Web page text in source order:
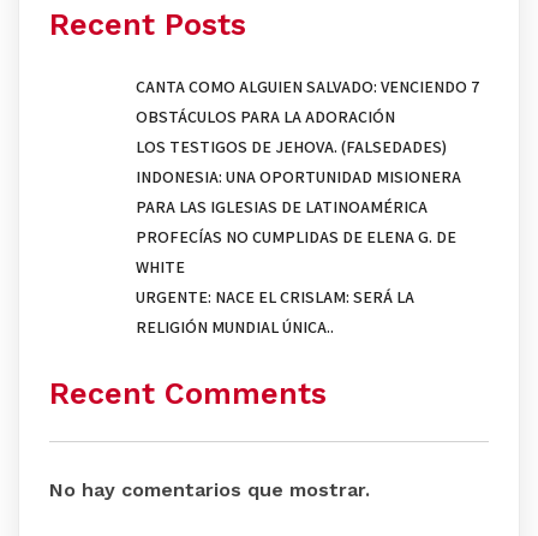
Recent Posts
CANTA COMO ALGUIEN SALVADO: VENCIENDO 7
OBSTÁCULOS PARA LA ADORACIÓN
LOS TESTIGOS DE JEHOVA. (FALSEDADES)
INDONESIA: UNA OPORTUNIDAD MISIONERA
PARA LAS IGLESIAS DE LATINOAMÉRICA
PROFECÍAS NO CUMPLIDAS DE ELENA G. DE
WHITE
URGENTE: NACE EL CRISLAM: SERÁ LA
RELIGIÓN MUNDIAL ÚNICA..
Recent Comments
No hay comentarios que mostrar.